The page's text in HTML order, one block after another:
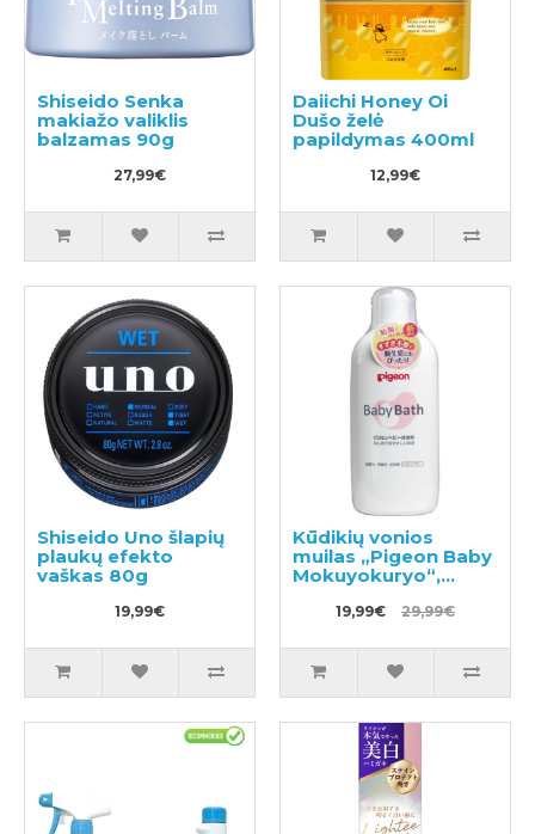
Shiseido Senka
makiažo valiklis
balzamas 90g
27,99€
Daiichi Honey Oi
Dušo želė
papildymas 400ml
12,99€
Shiseido Uno šlapių
plaukų efekto
vaškas 80g
19,99€
Kūdikių vonios
muilas „Pigeon Baby
Mokuyokuryo“,
19,99€ 29,99€